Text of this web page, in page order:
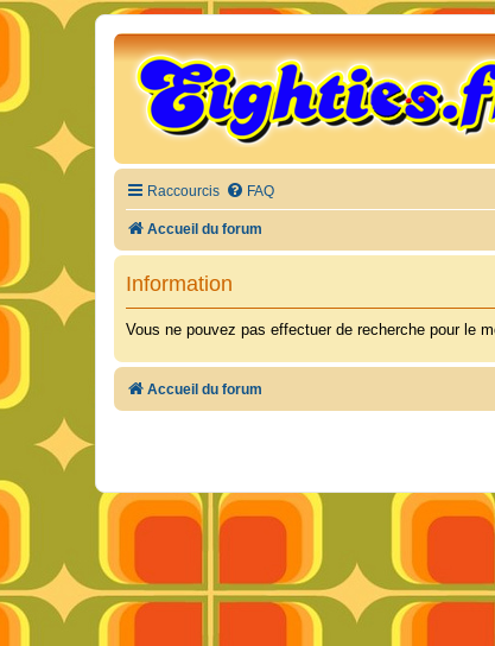
Raccourcis FAQ
Accueil du forum
Information
Vous ne pouvez pas effectuer de recherche pour le
Accueil du forum